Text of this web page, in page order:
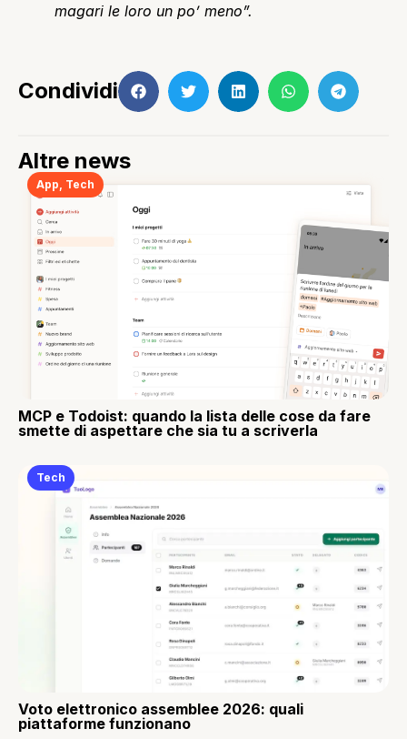
magari le loro un po’ meno”.
Condividi
Altre news
App Tech
MCP e Todoist: quando la lista delle cose da fare
smette di aspettare che sia tu a scriverla
Tech
Voto elettronico assemblee 2026: quali
piattaforme funzionano